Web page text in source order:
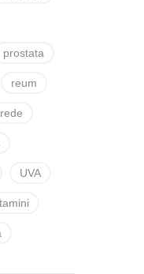
prostata
reum
UVA